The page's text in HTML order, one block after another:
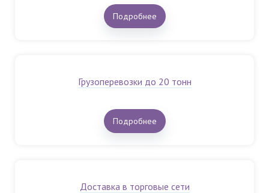
Подробнее
Грузоперевозки до 20 тонн
Подробнее
Доставка в торговые сети